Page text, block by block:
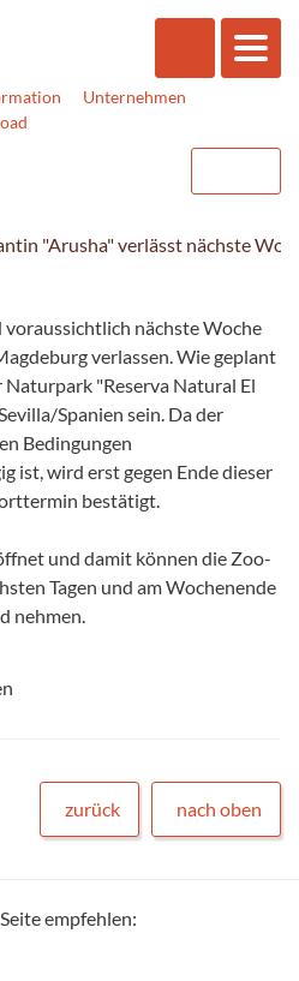
Unternehmen
"Arusha" verlässt nächste
nächste Woche
verlassen. Wie geplant
"Reserva Natural El
Spanien sein. Da der
Bedingungen
ist, wird erst gegen Ende dieser
bestätigt.
und damit können die Zoo-
Tagen und am Wochenende
nehmen.
zurück nach oben
Seite empfehlen: